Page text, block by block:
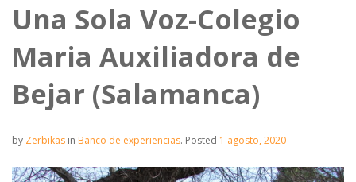
Una Sola Voz-Colegio
Maria Auxiliadora de
Bejar (Salamanca)
by Zerbikas in Banco de experiencias. Posted 1 agosto, 2020